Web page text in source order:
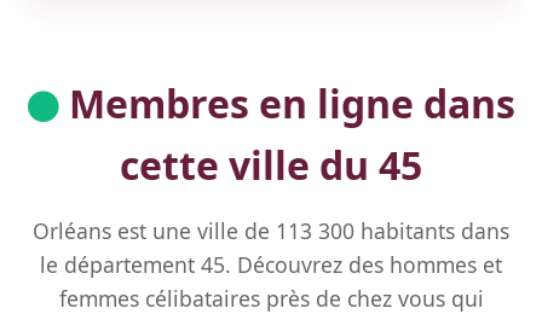
Membres en ligne dans
cette ville du 45
Orléans est une ville de 113 300 habitants dans
le département 45. Découvrez des hommes et
femmes célibataires près de chez vous qui